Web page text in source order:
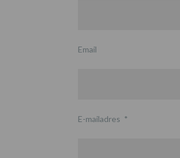
Email
E-mailadres *